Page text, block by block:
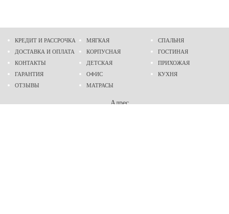
КРЕДИТ И РАССРОЧКА
ДОСТАВКА И ОПЛАТА
КОНТАКТЫ
ГАРАНТИЯ
ОТЗЫВЫ
МЯГКАЯ
КОРПУСНАЯ
ДЕТСКАЯ
ОФИС
МАТРАСЫ
СПАЛЬНЯ
ГОСТИНАЯ
ПРИХОЖАЯ
КУХНЯ
Адрес